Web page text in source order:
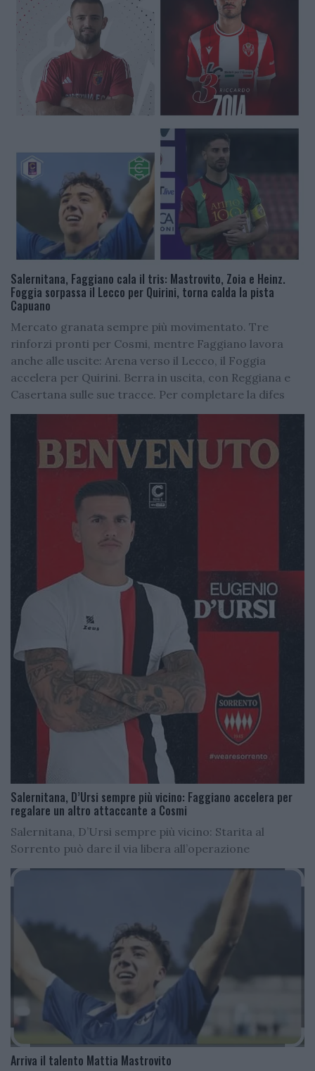
Salernitana, Faggiano cala il tris: Mastrovito, Zoia e Heinz.
Foggia sorpassa il Lecco per Quirini, torna calda la pista
Capuano
Mercato granata sempre più movimentato. Tre
rinforzi pronti per Cosmi, mentre Faggiano lavora
anche alle uscite: Arena verso il Lecco, il Foggia
accelera per Quirini. Berra in uscita, con Reggiana e
Casertana sulle sue tracce. Per completare la difes
Salernitana, D’Ursi sempre più vicino: Faggiano accelera per
regalare un altro attaccante a Cosmi
Salernitana, D’Ursi sempre più vicino: Starita al
Sorrento può dare il via libera all’operazione
Arriva il talento Mattia Mastrovito